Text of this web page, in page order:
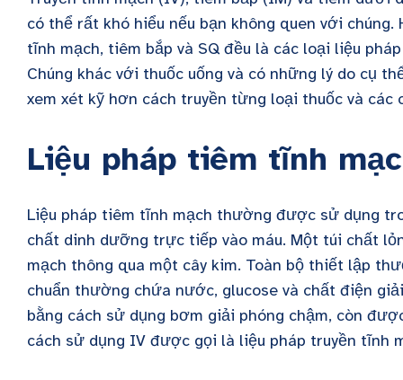
có thể rất khó hiểu nếu bạn không quen với
tĩnh mạch, tiêm bắp và SQ đều là các loại liệu
Chúng khác với thuốc uống và có những lý do cụ
xem xét kỹ hơn cách truyền từng loại thuốc và các
Liệu pháp tiêm tĩnh
Liệu pháp tiêm tĩnh mạch thường được sử dụng
chất dinh dưỡng trực tiếp vào máu. Một túi chất
mạch thông qua một cây kim. Toàn bộ thiết lập
chuẩn thường chứa nước, glucose và chất điện
bằng cách sử dụng bơm giải phóng chậm, còn
cách sử dụng IV được gọi là liệu pháp truyền tĩnh